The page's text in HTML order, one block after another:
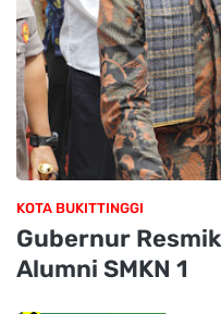
KOTA BUKITTINGGI
Gubernur
Alumni SMKN 1